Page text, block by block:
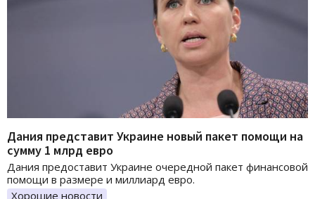
Дания представит Украине новый пакет помощи на
сумму 1 млрд евро
Дания предоставит Украине очередной пакет финансовой
помощи в размере и миллиард евро.
Хорошие новости